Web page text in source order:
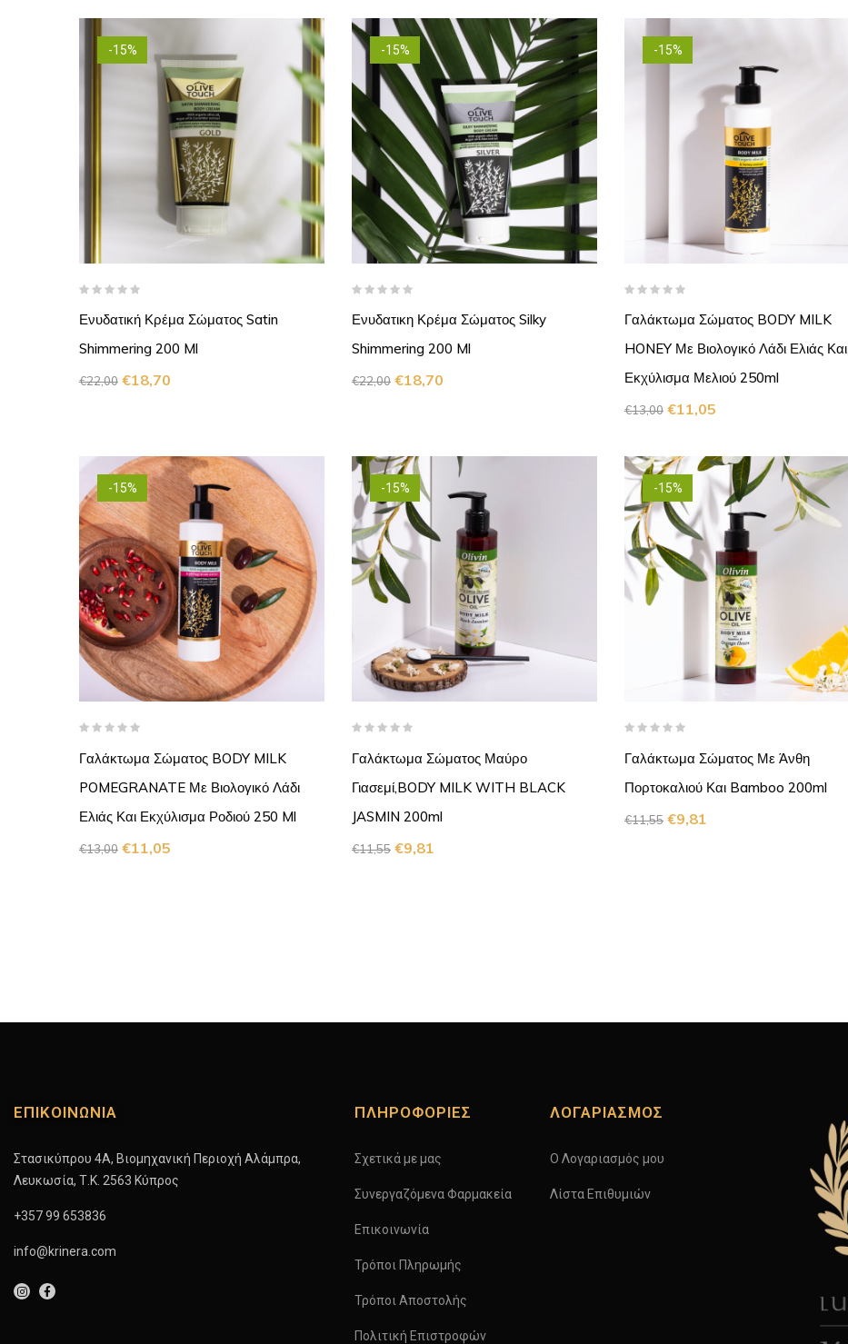
-15%
Ενυδατική Κρέμα Σώματος Satin
Shimmering 200 Ml
€22,00 €18,70
-15%
Ενυδατικη Κρέμα Σώματος Silky
Shimmering 200 Ml
€22,00 €18,70
-15%
Γαλάκτωμα Σώματος BODY MILK
HONEY Με Βιολογικό Λάδι Ελιάς Και
Εκχύλισμα Μελιού 250ml
€13,00 €11,05
-15%
Γαλάκτωμα Σώματος BODY MILK
POMEGRANATE Με Βιολογικό Λάδι
Ελιάς Και Εκχύλισμα Ροδιού 250 Ml
€13,00 €11,05
-15%
Γαλάκτωμα Σώματος Μαύρο
Γιασεμί,BODY MILK WITH BLACK
JASMIN 200ml
€11,55 €9,81
-15%
Γαλάκτωμα Σώματος Με Άνθη
Πορτοκαλιού Και Bamboo 200ml
€11,55 €9,81
ΕΠΙΚΟΙΝΩΝΙΑ
Στασικύπρου 4A, Βιομηχανική Περιοχή Αλάμπρα,
Λευκωσία, Τ.Κ. 2563 Κύπρος
+357 99 653836
info@krinera.com
ΠΛΗΡΟΦΟΡΙΕΣ
Σχετικά με μας
Συνεργαζόμενα Φαρμακεία
Επικοινωνία
Τρόποι Πληρωμής
Τρόποι Αποστολής
Πολιτική Επιστροφών
ΛΟΓΑΡΙΑΣΜΟΣ
Ο Λογαριασμός μου
Λίστα Επιθυμιών